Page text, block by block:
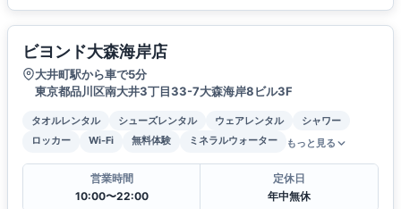
ビヨンド大森海岸店
大井町駅から車で5分
東京都品川区南大井3丁目33-7大森海岸8ビル3F
タオルレンタル シューズレンタル ウェアレンタル
シャワー
ロッカー
Wi-Fi 無料体験 ミネラルウォーター もっと見る
営業時間
10:00〜22:00
定休日
年中無休